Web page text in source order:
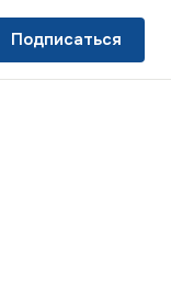
Подписаться